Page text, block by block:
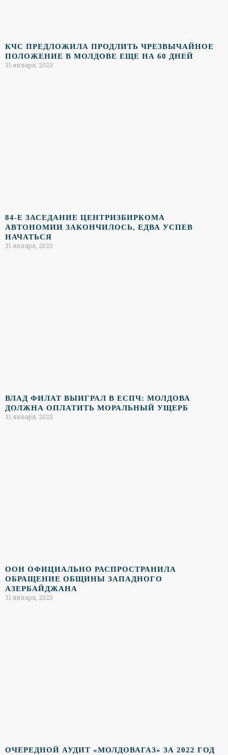
КЧС ПРЕДЛОЖИЛА ПРОДЛИТЬ ЧРЕЗВЫЧАЙНОЕ
ПОЛОЖЕНИЕ В МОЛДОВЕ ЕЩЕ НА 60 ДНЕЙ
31 января, 2023
84-Е ЗАСЕДАНИЕ ЦЕНТРИЗБИРКОМА
АВТОНОМИИ ЗАКОНЧИЛОСЬ, ЕДВА УСПЕВ
НАЧАТЬСЯ
31 января, 2023
ВЛАД ФИЛАТ ВЫИГРАЛ В ЕСПЧ: МОЛДОВА
ДОЛЖНА ОПЛАТИТЬ МОРАЛЬНЫЙ УЩЕРБ
31 января, 2023
ООН ОФИЦИАЛЬНО РАСПРОСТРАНИЛА
ОБРАЩЕНИЕ ОБЩИНЫ ЗАПАДНОГО
АЗЕРБАЙДЖАНА
31 января, 2023
ОЧЕРЕДНОЙ АУДИТ «МОЛДОВАГАЗ» ЗА 2022 ГОД